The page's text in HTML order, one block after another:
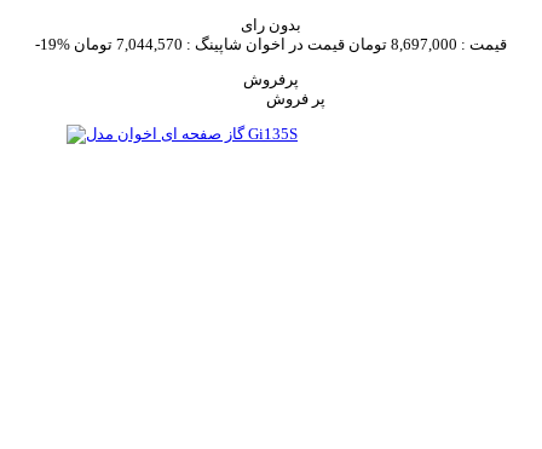
بدون رای
-19%
قیمت : 8,697,000 تومان قیمت در اخوان شاپینگ : 7,044,570 تومان
پرفروش